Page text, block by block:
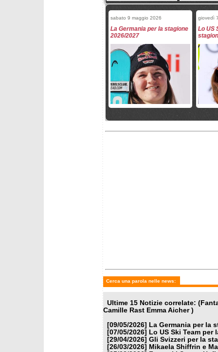
sabato 9 maggio 2026
La Germania per la stagione
2026/2027
giovedì
Lo US
Odermatt Paperoni della
-
Cerca una parola nelle news:
Ultime 15 Notizie correlate:
Camille Rast Emma Aicher )
[09/05/2026]
La Germania per la
[07/05/2026]
Lo US Ski Team per
[29/04/2026] Gli Svizzeri per la
[26/03/2026] Mikaela Shiffrin e